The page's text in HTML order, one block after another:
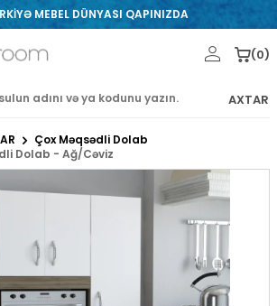
MEBEL DÜNYASI QAPINIZDA
AXTAR
(0)
Çox Məqsədli Dolab
Dolab - Ağ/Cəviz